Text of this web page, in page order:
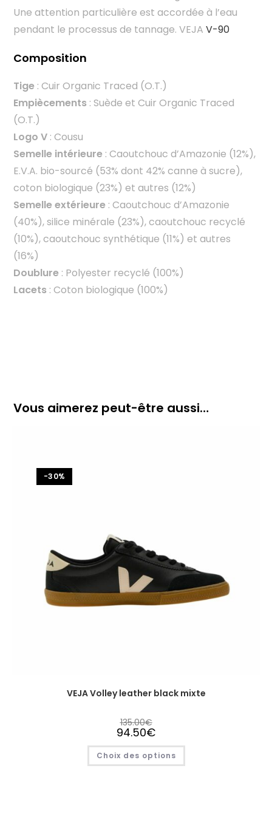
Une attention particulière est accordée à l’eau
pendant le processus de tannage. VEJAV-90
Composition
Tige : Cuir Organic Traced (O.T.)
Empiècements : Suède et Cuir Organic Traced
(O.T.)
Logo V : Cousu
Semelle intérieure : Caoutchouc d’Amazonie (12%),
E.V.A. bio-sourcé (53% dont 42% canne à sucre),
coton biologique (23%) et autres (12%)
Semelle extérieure : Caoutchouc d’Amazonie
(40%), silice minérale (23%), caoutchouc recyclé
(10%), caoutchouc synthétique (11%) et autres
(16%)
Doublure : Polyester recyclé (100%)
Lacets : Coton biologique (100%)
Vous aimerez peut-être aussi…
-30%
VEJA Volley leather black mixte
135.00€
94.50€
Choix des options